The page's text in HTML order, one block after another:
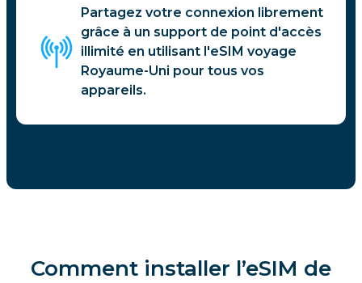
Partagez votre connexion librement
grâce à un support de point d'accès
illimité en utilisant l'eSIM voyage
Royaume-Uni pour tous vos
appareils.
Comment installer l’eSIM de